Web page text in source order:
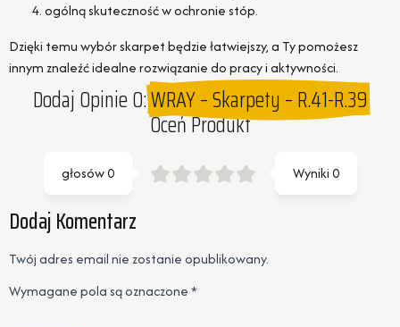
ogólną skuteczność w ochronie stóp.
Dzięki temu wybór skarpet będzie łatwiejszy, a Ty pomożesz
innym znaleźć idealne rozwiązanie do pracy i aktywności.
Dodaj Opinie O:WRAY – Skarpety – R.41-R.39
Oceń Produkt
Wyniki0
głosów0
Dodaj Komentarz
Twój adres email nie zostanie opublikowany.
Wymagane pola są oznaczone*